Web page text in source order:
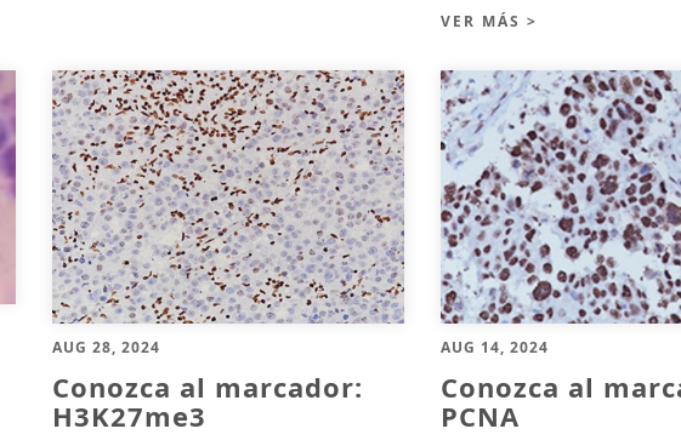
VER MÁS >
AUG 28, 2024
Conozca al marcador:
H3K27me3
AUG 14, 2024
Conozca al
PCNA